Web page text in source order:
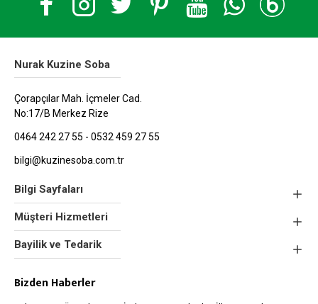
Nurak Kuzine Soba
Çorapçılar Mah. İçmeler Cad.
No:17/B Merkez Rize
0464 242 27 55 - 0532 459 27 55
bilgi@kuzinesoba.com.tr
Bilgi Sayfaları
Müşteri Hizmetleri
Bayilik ve Tedarik
Bizden Haberler